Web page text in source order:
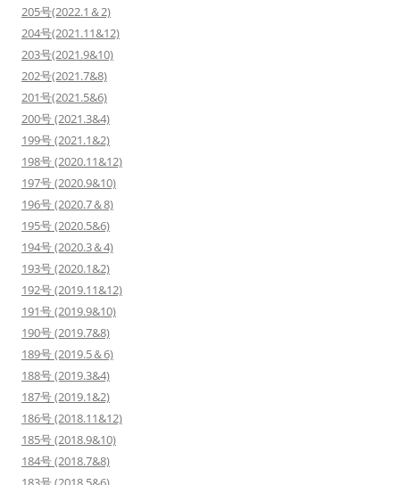
205号(2022.1＆2)
204号(2021.11&12)
203号(2021.9&10)
202号(2021.7&8)
201号(2021.5&6)
200号 (2021.3&4)
199号 (2021.1&2)
198号 (2020.11&12)
197号 (2020.9&10)
196号 (2020.7＆8)
195号 (2020.5&6)
194号 (2020.3＆4)
193号 (2020.1&2)
192号 (2019.11&12)
191号 (2019.9&10)
190号 (2019.7&8)
189号 (2019.5＆6)
188号 (2019.3&4)
187号 (2019.1&2)
186号 (2018.11&12)
185号 (2018.9&10)
184号 (2018.7&8)